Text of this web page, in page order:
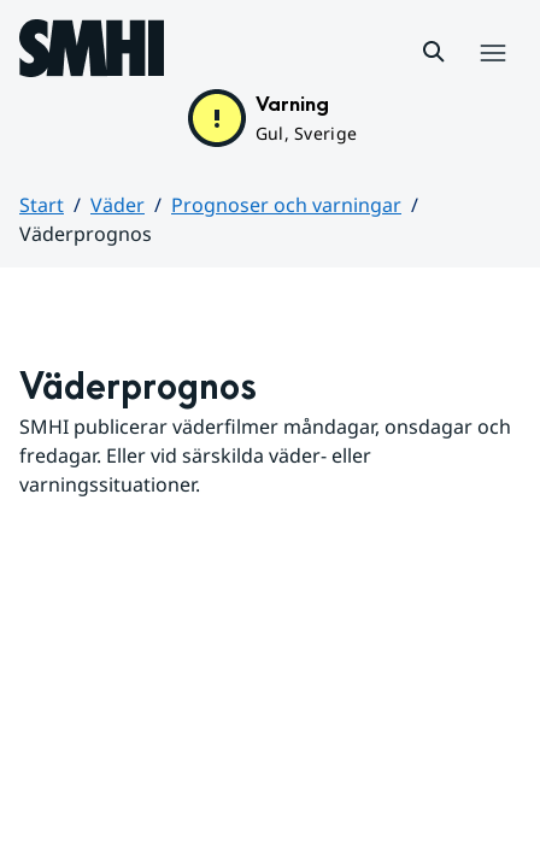
Hoppa till sidans innehåll
Varning
Gul, Sverige
Start Väder
Prognoser och varningar
Väderprognos
Väderprognos
SMHI publicerar väderfilmer måndagar, onsdagar och
fredagar. Eller vid särskilda väder- eller
varningssituationer.